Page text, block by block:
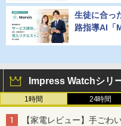
生徒に合っ
路指導AI「
Impress Watchシリ
1時間 24時間
【家電レビュー】手ごわ